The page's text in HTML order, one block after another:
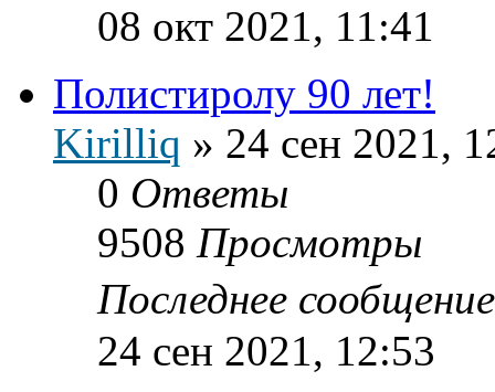
08 окт 2021, 11:41
Полистиролу 90 лет!
Kirilliq » 24 сен 2021,
0 Ответы
9508 Просмотры
Последнее
24 сен 2021, 12:53